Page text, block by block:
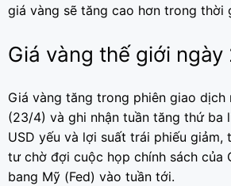
giá vàng sẽ tăng cao hơn trong thời
Giá vàng thế giới
Giá vàng tăng trong phiên giao dịch
(23/4) và ghi nhận tuần tăng thứ ba
USD yếu và lợi suất trái phiếu giảm,
tư chờ đợi cuộc họp chính sách của
bang Mỹ (Fed) vào tuần tới.